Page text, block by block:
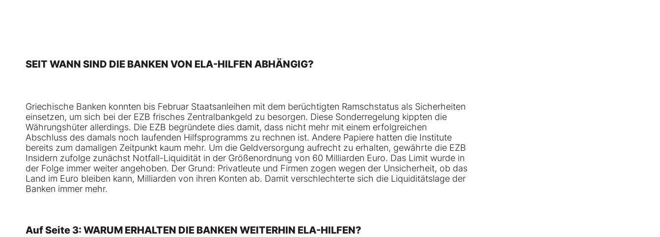
SEIT WANN SIND DIE BANKEN VON ELA-HILFEN ABHÄNGIG?
Griechische Banken konnten bis Februar Staatsanleihen mit dem berüchtigten Ramschstatus als Sicherheiten
einsetzen, um sich bei der EZB frisches Zentralbankgeld zu besorgen. Diese Sonderregelung kippten die
Währungshüter allerdings. Die EZB begründete dies damit, dass nicht mehr mit einem erfolgreichen
Abschluss des damals noch laufenden Hilfsprogramms zu rechnen ist. Andere Papiere hatten die Institute
bereits zum damaligen Zeitpunkt kaum mehr. Um die Geldversorgung aufrecht zu erhalten, gewährte die EZB
Insidern zufolge zunächst Notfall-Liquidität in der Größenordnung von 60 Milliarden Euro. Das Limit wurde in
der Folge immer weiter angehoben. Der Grund: Privatleute und Firmen zogen wegen der Unsicherheit, ob das
Land im Euro bleiben kann, Milliarden von ihren Konten ab. Damit verschlechterte sich die Liquiditätslage der
Banken immer mehr.
Auf Seite 3: WARUM ERHALTEN DIE BANKEN WEITERHIN ELA-HILFEN?